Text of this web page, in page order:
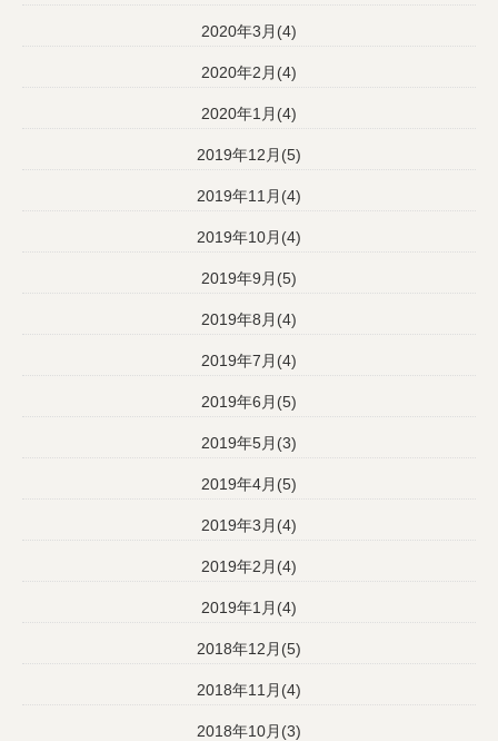
2020年3月(4)
2020年2月(4)
2020年1月(4)
2019年12月(5)
2019年11月(4)
2019年10月(4)
2019年9月(5)
2019年8月(4)
2019年7月(4)
2019年6月(5)
2019年5月(3)
2019年4月(5)
2019年3月(4)
2019年2月(4)
2019年1月(4)
2018年12月(5)
2018年11月(4)
2018年10月(3)